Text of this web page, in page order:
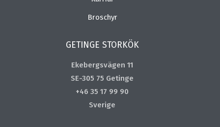
Broschyr
GETINGE STORKÖK
Ekebergsvägen 11
SE-305 75 Getinge
+46 35 17 99 90
Sverige